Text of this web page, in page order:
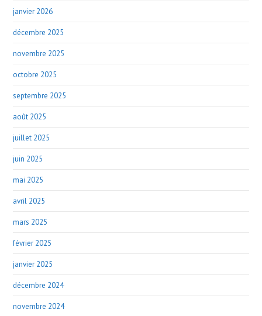
janvier 2026
décembre 2025
novembre 2025
octobre 2025
septembre 2025
août 2025
juillet 2025
juin 2025
mai 2025
avril 2025
mars 2025
février 2025
janvier 2025
décembre 2024
novembre 2024